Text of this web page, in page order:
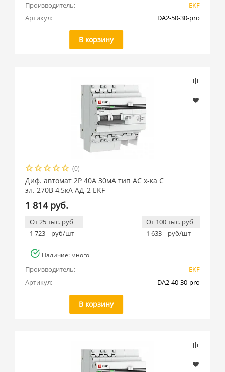
Производитель:
EKF
Артикул:
DA2-50-30-pro
В корзину
(0)
Диф. автомат 2Р 40А 30мА тип АС х-ка C
эл. 270В 4,5кА АД-2 EKF
1 814 руб.
От 25 тыс. руб
1 723
руб/шт
От 100 тыс. руб
1 633
руб/шт
Наличие: много
Производитель:
EKF
Артикул:
DA2-40-30-pro
В корзину